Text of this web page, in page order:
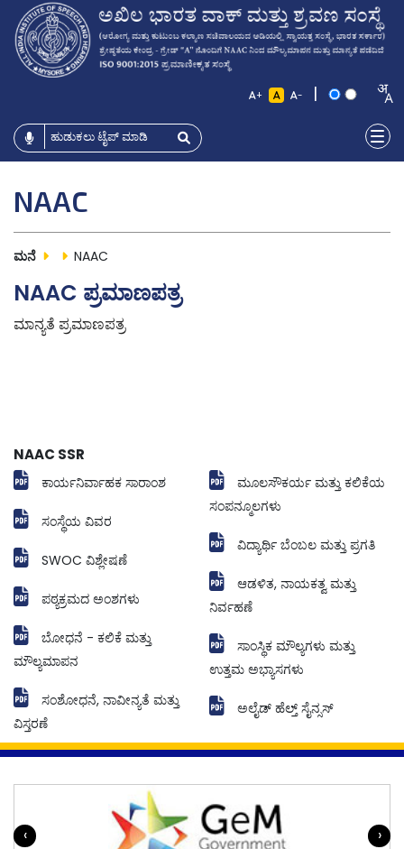
+ - |
NAAC
ಮನೆ NAAC
NAAC ಪ್ರಮಾಣಪತ್ರ
ಮಾನ್ಯತೆ ಪ್ರಮಾಣಪತ್ರ
NAAC SSR
ಕಾರ್ಯನಿರ್ವಾಹಕ ಸಾರಾಂಶ
ಸಂಸ್ಥೆಯ ವಿವರ
SWOC ವಿಶ್ಲೇಷಣೆ
ಪಠ್ಯಕ್ರಮದ ಅಂಶಗಳು
ಬೋಧನೆ - ಕಲಿಕೆ ಮತ್ತು
ಮೌಲ್ಯಮಾಪನ
ಸಂಶೋಧನೆ, ನಾವೀನ್ಯತೆ ಮತ್ತು
ವಿಸ್ತರಣೆ
ಮೂಲಸೌಕರ್ಯ ಮತ್ತು ಕಲಿಕೆಯ
ಸಂಪನ್ಮೂಲಗಳು
ವಿದ್ಯಾರ್ಥಿ ಬೆಂಬಲ ಮತ್ತು ಪ್ರಗತಿ
ಆಡಳಿತ, ನಾಯಕತ್ವ ಮತ್ತು
ನಿರ್ವಹಣೆ
ಸಾಂಸ್ಥಿಕ ಮೌಲ್ಯಗಳು ಮತ್ತು
ಉತ್ತಮ ಅಭ್ಯಾಸಗಳು
ಅಲೈಡ್ ಹೆಲ್ತ್ ಸೈನ್ಸಸ್
‹ ›